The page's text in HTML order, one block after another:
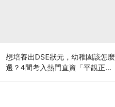
想培養出DSE狀元，幼稚園該怎麼
選？4間考入熱門直資「平靚正」